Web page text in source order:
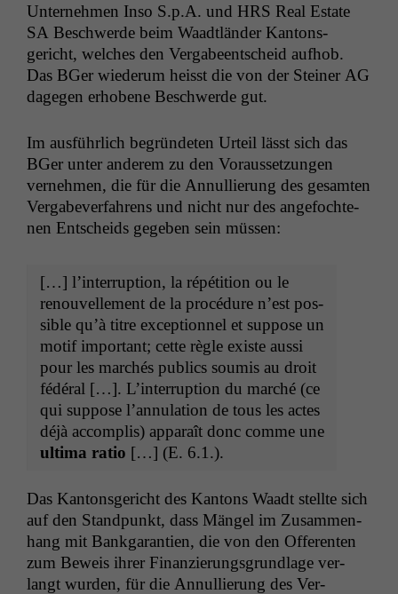
Unternehmen Inso S.p.A. und HRS Real Estate
SA Beschw­erde beim Waadtlän­der Kan­ton­s­
gericht, welch­es den Ver­gabeentscheid aufhob.
Das BGer wiederum heisst die von der Stein­er AG
dage­gen erhobene Beschw­erde gut.
Im aus­führlich begrün­de­ten Urteil lässt sich das
BGer unter anderem zu den Voraus­set­zun­gen
vernehmen, die für die Annul­lierung des gesamten
Ver­gabev­er­fahrens und nicht nur des ange­focht­e­
nen Entschei­ds gegeben sein müssen:
[…] l’in­ter­rup­tion, la répéti­tion ou le
renou­velle­ment de la procé­dure n’est pos­
si­ble qu’à titre excep­tion­nel et sup­pose un
motif impor­tant; cette règle existe aus­si
pour les marchés publics soumis au droit
fédéral […]. L’in­ter­rup­tion du marché (ce
qui sup­pose l’an­nu­la­tion de tous les actes
déjà accom­plis) appa­raît donc comme une
ulti­ma ratio […] (E. 6.1.).
Das Kan­ton­s­gericht des Kan­tons Waadt stellte sich
auf den Stand­punkt, dass Män­gel im Zusam­men­
hang mit Bankgarantien, die von den Offer­enten
zum Beweis ihrer Finanzierungs­grund­lage ver­
langt wur­den, für die Annul­lierung des Ver­